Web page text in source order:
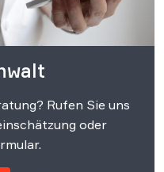
Rufen Sie uns
oder